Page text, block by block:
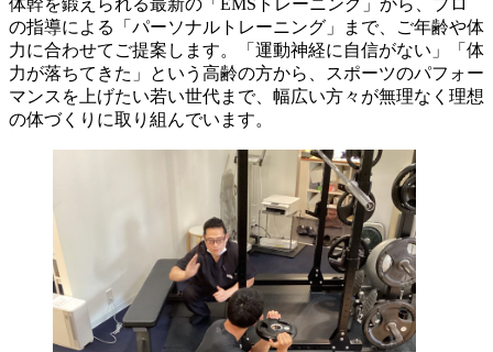
体幹を鍛えられる最新の「EMSトレーニング」から、プロ
の指導による「パーソナルトレーニング」まで、ご年齢や体
力に合わせてご提案します。「運動神経に自信がない」「体
力が落ちてきた」という高齢の方から、スポーツのパフォー
マンスを上げたい若い世代まで、幅広い方々が無理なく理想
の体づくりに取り組んでいます。